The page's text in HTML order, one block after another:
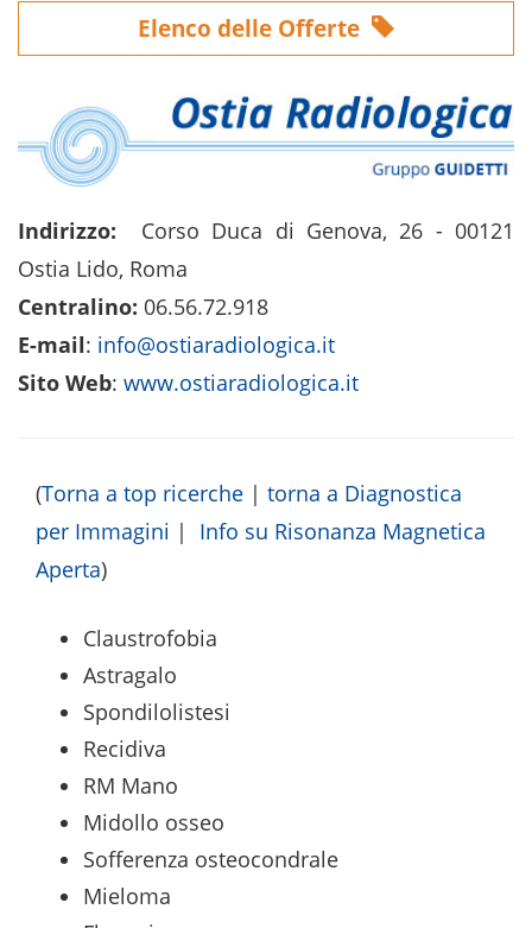
Elenco delle Offerte
Indirizzo: Corso Duca di Genova, 26 - 00121
Ostia Lido, Roma
Centralino: 06.56.72.918
E-mail: info@ostiaradiologica.it
Sito Web: www.ostiaradiologica.it
(Torna a top ricerche | torna a Diagnostica
per Immagini | Info su Risonanza Magnetica
Aperta)
Claustrofobia
Astragalo
Spondilolistesi
Recidiva
RM Mano
Midollo osseo
Sofferenza osteocondrale
Mieloma